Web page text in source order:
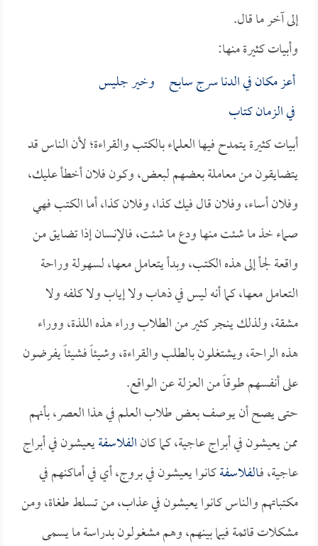
إلى آخر ما قال.
وأبيات كثيرة منها:
أعز مكان في الدنا سرج سابح وخير جليس
في الزمان كتاب
أبيات كثيرة يتمدح فيها العلماء بالكتب والقراءة؛ لأن الناس قد
يتضايقون من معاملة بعضهم لبعض، وكون فلان أخطأ عليك،
وفلان أساء، وفلان قال فيك كذا، وفلان كذا، أما الكتب فهي
صماء خذ ما شئت منها ودع ما شئت، فالإنسان إذا تضايق من
واقعة لجأ إلى هذه الكتب، وبدأ يتعامل معها، لسهولة وراحة
التعامل معها، كما أنه ليس في ذهاب ولا إياب ولا كلفه ولا
مشقة، ولذلك ينجر كثير من الطلاب وراء هذه اللذة، ووراء
هذه الراحة، ويشتغلون بالطلب والقراءة، وشيئاً فشيئاً يفرضون
على أنفسهم طوقاً من العزلة عن الواقع.
حتى يصح أن يوصف بعض طلاب العلم في هذا العصر، بأنهم
ممن يعيشون في أبراج عاجية، كما كانالفلاسفةيعيشون في أبراج
عاجية، فـالفلاسفةكانوا يعيشون في بروج، أي في أماكنهم في
مكتباتهم والناس كانوا يعيشون في عذاب، من تسلط طغاة، ومن
مشكلات قائمة فيما بينهم، وهم مشغولون بدراسة ما يسمى